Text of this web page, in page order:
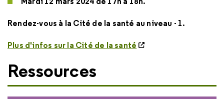
Rendez-vous à la Cité de la santé au niveau - 1.
Plus d'infos sur la Cité de la santé
Ressources